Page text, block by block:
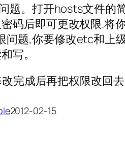
题。打开hosts文件的
码后即可更改权限.将
问题,你要修改etc和上
写。
完成后再把权限改回去
2012-02-15